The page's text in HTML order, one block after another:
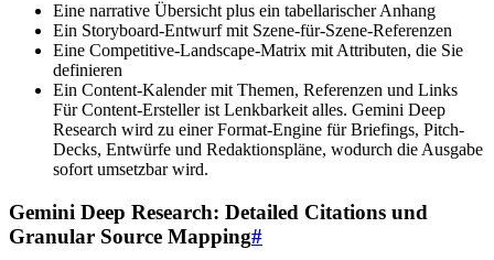
Eine narrative Übersicht plus ein tabellarischer Anhang
Ein Storyboard-Entwurf mit Szene-für-Szene-Referenzen
Eine Competitive-Landscape-Matrix mit Attributen, die Sie
definieren
Ein Content-Kalender mit Themen, Referenzen und Links
Für Content-Ersteller ist Lenkbarkeit alles. Gemini Deep
Research wird zu einer Format-Engine für Briefings, Pitch-
Decks, Entwürfe und Redaktionspläne, wodurch die Ausgabe
sofort umsetzbar wird.
Gemini Deep Research: Detailed Citations und
Granular Source Mapping#